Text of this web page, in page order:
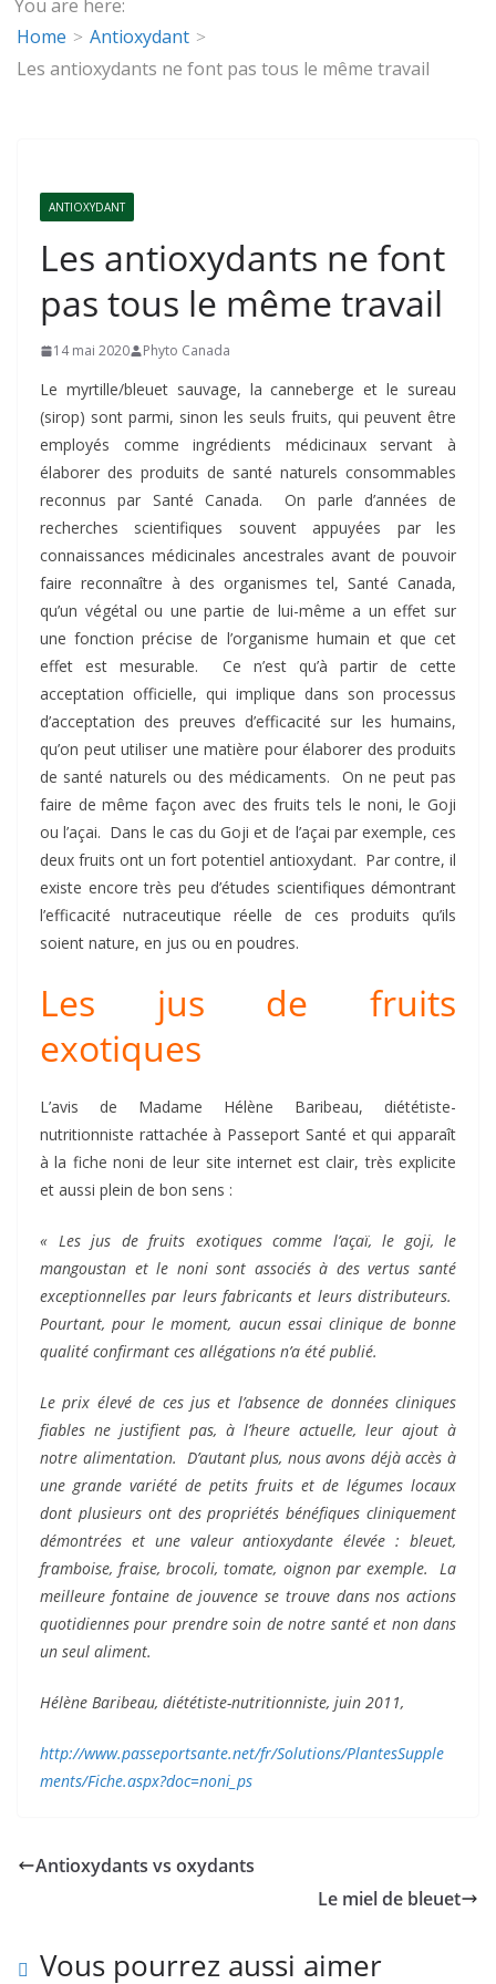
You are here:
Home
Antioxydant
Les antioxydants ne font pas tous le même travail
ANTIOXYDANT
Les antioxydants ne font
pas tous le même travail
14 mai 2020 Phyto Canada
Le myrtille/bleuet sauvage, la canneberge et le sureau
(sirop) sont parmi, sinon les seuls fruits, qui peuvent être
employés comme ingrédients médicinaux servant à
élaborer des produits de santé naturels consommables
reconnus par Santé Canada. On parle d’années de
recherches scientifiques souvent appuyées par les
connaissances médicinales ancestrales avant de pouvoir
faire reconnaître à des organismes tel, Santé Canada,
qu’un végétal ou une partie de lui-même a un effet sur
une fonction précise de l’organisme humain et que cet
effet est mesurable. Ce n’est qu’à partir de cette
acceptation officielle, qui implique dans son processus
d’acceptation des preuves d’efficacité sur les humains,
qu’on peut utiliser une matière pour élaborer des produits
de santé naturels ou des médicaments. On ne peut pas
faire de même façon avec des fruits tels le noni, le Goji
ou l’açai. Dans le cas du Goji et de l’açai par exemple, ces
deux fruits ont un fort potentiel antioxydant. Par contre, il
existe encore très peu d’études scientifiques démontrant
l’efficacité nutraceutique réelle de ces produits qu’ils
soient nature, en jus ou en poudres.
Les jus de fruits
exotiques
L’avis de Madame Hélène Baribeau, diététiste-
nutritionniste rattachée à Passeport Santé et qui apparaît
à la fiche noni de leur site internet est clair, très explicite
et aussi plein de bon sens :
« Les jus de fruits exotiques comme l’açaï, le goji, le
mangoustan etle noni sont associés à des vertus santé
exceptionnelles par leurs fabricants et leurs distributeurs.
Pourtant, pour le moment, aucun essai clinique de bonne
qualité confirmant ces allégations n’a été publié.
Le prix élevé de ces jus et l’absence de données cliniques
fiables ne justifient pas, à l’heure actuelle, leur ajout à
notre alimentation. D’autant plus, nous avons déjà accès à
une grande variété de petits fruits et de légumes locaux
dont plusieurs ont des propriétés bénéfiques cliniquement
démontrées et une valeur antioxydante élevée : bleuet,
framboise, fraise, brocoli, tomate, oignonpar exemple. La
meilleure fontaine de jouvence se trouve dans nos actions
quotidiennes pour prendre soin de notre santé et non dans
un seul aliment.
Hélène Baribeau, diététiste-nutritionniste, juin 2011,
http://www.passeportsante.net/fr/Solutions/PlantesSupple
ments/Fiche.aspx?doc=noni_ps
Antioxydants vs oxydants
Le miel de bleuet
Vous pourrez aussi aimer